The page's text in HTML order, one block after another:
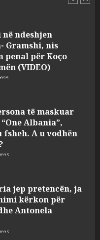
ndeshjen
Gramshi, nis
penal për Koço
(VIDEO)
të maskuar
Albania”,
A u vodhën
jep pretencën, ja
kërkon për
Antonela